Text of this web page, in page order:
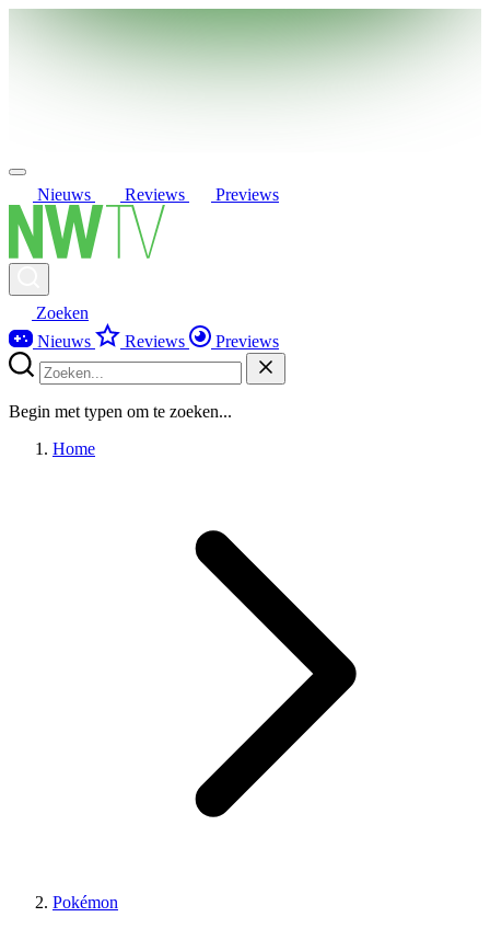
Nieuws Reviews Previews
Zoeken
Nieuws
Reviews Previews
Begin met typen om te zoeken...
Home
Pokémon